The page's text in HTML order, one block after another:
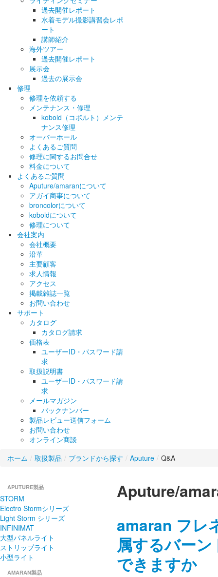
過去開催レポート
水着モデル撮影講習会レポ
ート
講師紹介
海外ツアー
過去開催レポート
展示会
過去の展示会
修理
修理を依頼する
メンテナンス・修理
kobold（コボルト）メンテ
ナンス修理
オーバーホール
よくあるご質問
修理に関するお問合せ
料金について
よくあるご質問
Aputure/amaranについて
アガイ商事について
broncolorについて
koboldについて
修理について
会社案内
会社概要
沿革
主要顧客
求人情報
アクセス
掲載雑誌一覧
お問い合わせ
サポート
カタログ
カタログ請求
価格表
ユーザーID・パスワード請
求
取扱説明書
ユーザーID・パスワード請
求
メールマガジン
バックナンバー
製品レビュー送信フォーム
お問い合わせ
オンライン商談
ホーム / 取扱製品 / ブランドから探す / Aputure / Q&A
APUTURE製品
STORM
Electro Stormシリーズ
Light Storm シリーズ
INFINIMAT
大型パネルライト
ストリップライト
小型ライト
AMARAN製品
Aputure/
amaran フレ
属するバー
できますか